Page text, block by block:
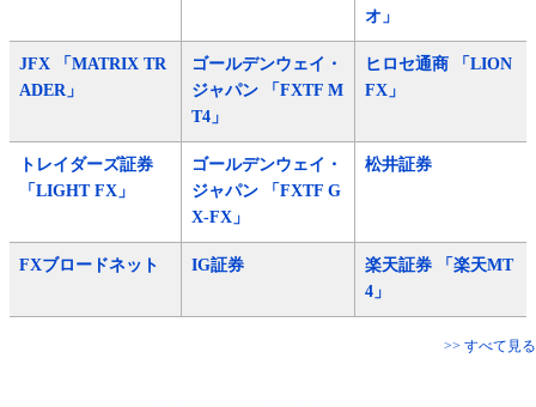
オ」
JFX 「MATRIX TR
ADER」
ゴールデンウェイ・
ジャパン 「FXTF M
T4」
ヒロセ通商 「LION
FX」
トレイダーズ証券
「LIGHT FX」
ゴールデンウェイ・
ジャパン 「FXTF G
X-FX」
松井証券
FXブロードネット IG証券
楽天証券 「楽天MT
4」
>> すべて見る